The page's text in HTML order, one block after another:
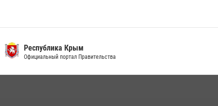
Республика Крым
Официальный портал Правительства